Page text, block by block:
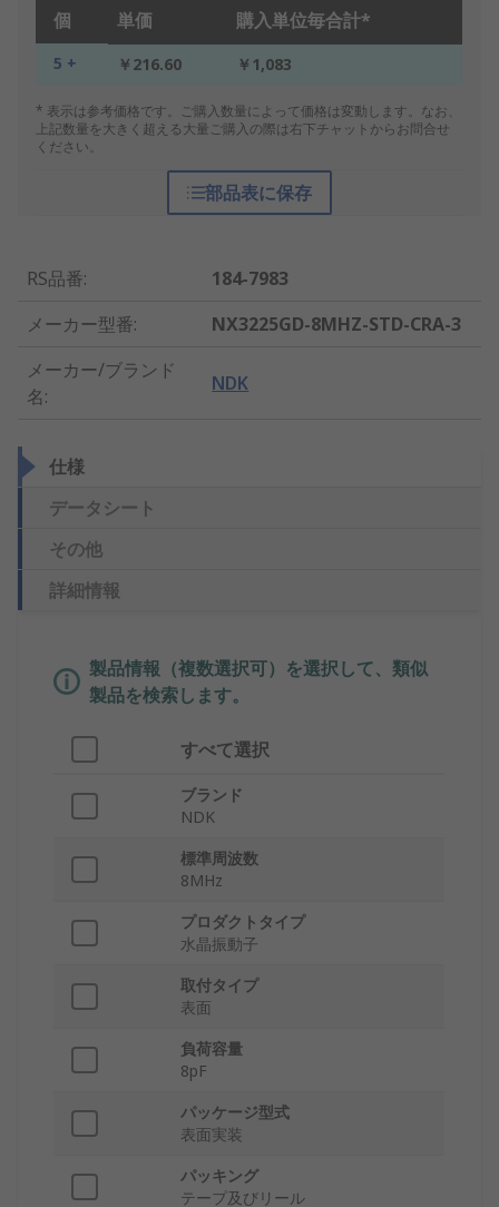
個 単価 購入単位毎合計*
5 + ￥216.60 ￥1,083
* 表示は参考価格です。ご購入数量によって価格は変動します。なお、
上記数量を大きく超える大量ご購入の際は右下チャットからお問合せ
ください。
部品表に保存
RS品番:
184-7983
メーカー型番:
NX3225GD-8MHZ-STD-CRA-3
メーカー/ブランド
名:
NDK
仕様
データシート
その他
詳細情報
製品情報（複数選択可）を選択して、類似
製品を検索します。
すべて選択
ブランド
NDK
標準周波数
8MHz
プロダクトタイプ
水晶振動子
取付タイプ
表面
負荷容量
8pF
パッケージ型式
表面実装
パッキング
テープ及びリール